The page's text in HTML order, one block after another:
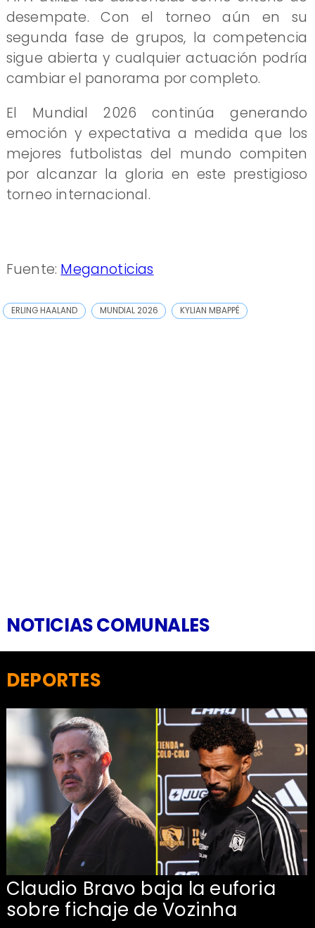
desempate. Con el torneo aún en su
segunda fase de grupos, la competencia
sigue abierta y cualquier actuación podría
cambiar el panorama por completo.
El Mundial 2026 continúa generando
emoción y expectativa a medida que los
mejores futbolistas del mundo compiten
por alcanzar la gloria en este prestigioso
torneo internacional.
Fuente: Meganoticias
ERLING HAALAND MUNDIAL 2026 KYLIAN MBAPPÉ
NOTICIAS COMUNALES
Claudio Bravo baja la euforia
sobre fichaje de Vozinha
DEPORTES